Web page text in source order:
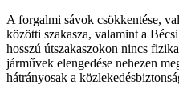
A forgalmi sávok csökkentése,
közötti szakasza, valamint a
hosszú útszakaszokon nincs
járművek elengedése nehezen
hátrányosak a